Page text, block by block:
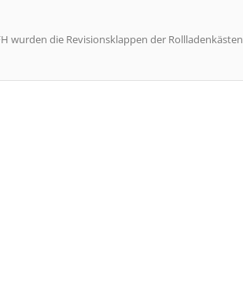
wurden die Revisionsklappen der Rollladenkästen